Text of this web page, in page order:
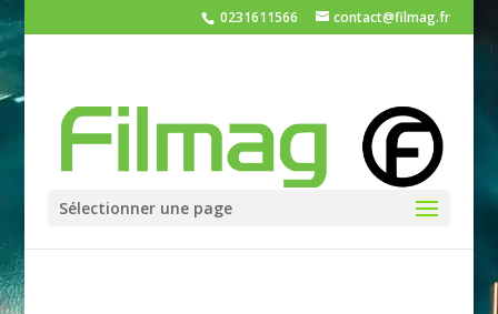
0231611566 contact@filmag.fr
Sélectionner une page